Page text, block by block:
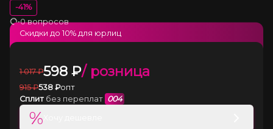
-41%
Загрузка
•0 вопросов
1 017 ₽598 ₽/ розница
915 ₽538 ₽опт
Сплит без переплат 004
%
Скидки до 10% для юрлиц